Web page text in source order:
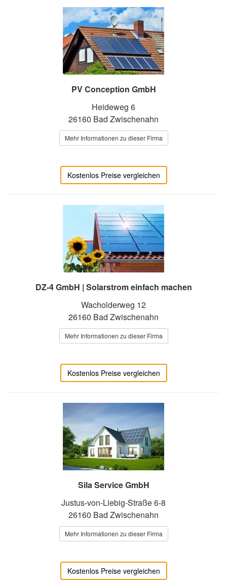
PV Conception GmbH
Heideweg 6
26160 Bad Zwischenahn
Mehr Informationen zu dieser Firma
Kostenlos Preise vergleichen
DZ-4 GmbH | Solarstrom einfach machen
Wacholderweg 12
26160 Bad Zwischenahn
Mehr Informationen zu dieser Firma
Kostenlos Preise vergleichen
Sila Service GmbH
Justus-von-Liebig-Straße 6-8
26160 Bad Zwischenahn
Mehr Informationen zu dieser Firma
Kostenlos Preise vergleichen